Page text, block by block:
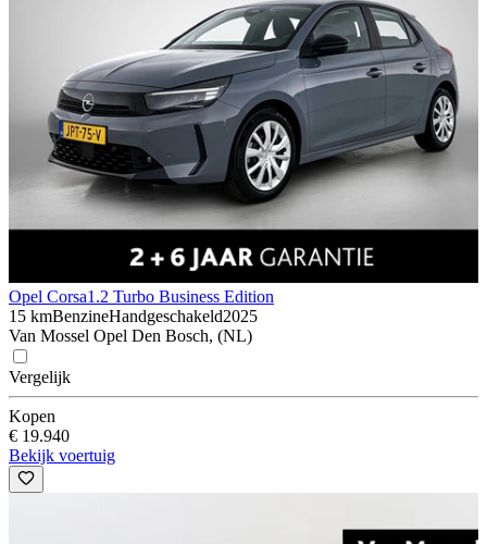
Opel Corsa1.2 Turbo Business Edition
15 kmBenzineHandgeschakeld2025
Van Mossel Opel Den Bosch, (NL)
Vergelijk
Kopen
€ 19.940
Bekijk voertuig